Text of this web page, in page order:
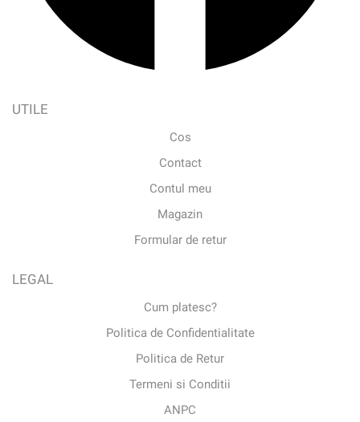
UTILE
Cos
Contact
Contul meu
Magazin
Formular de retur
LEGAL
Cum platesc?
Politica de Confidentialitate
Politica de Retur
Termeni si Conditii
ANPC